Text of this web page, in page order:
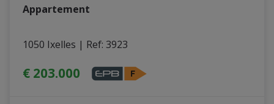
Appartement
1050 Ixelles | Ref: 3923
€ 203.000